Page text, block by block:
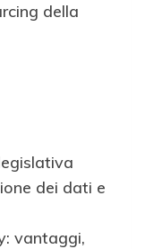
della
dei dati e
vantaggi,